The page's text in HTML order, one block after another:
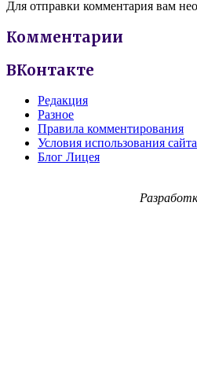
Для отправки комментария вам
Комментарии
ВКонтакте
Редакция
Разное
Правила комментирования
Условия использования сайта
Блог Лицея